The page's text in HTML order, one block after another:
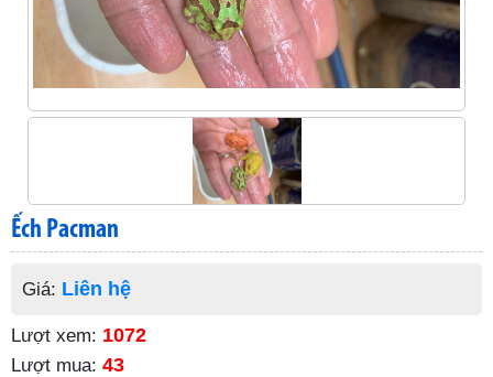
Ếch Pacman
Giá: Liên hệ
Lượt xem: 1072
Lượt mua: 43